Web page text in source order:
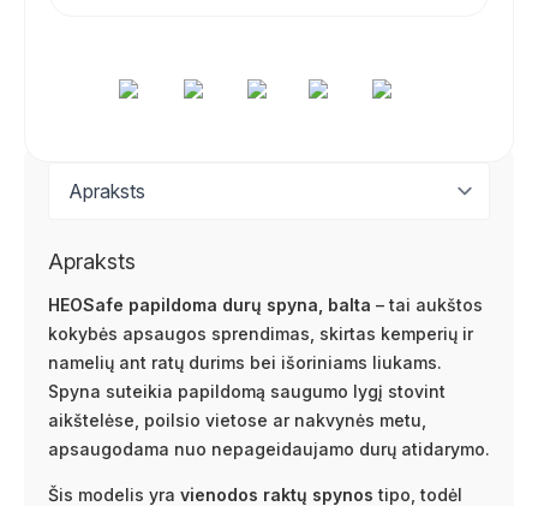
Apraksts
HEOSafe papildoma durų spyna, balta – tai aukštos
kokybės apsaugos sprendimas, skirtas kemperių ir
namelių ant ratų durims bei išoriniams liukams.
Spyna suteikia papildomą saugumo lygį stovint
aikštelėse, poilsio vietose ar nakvynės metu,
apsaugodama nuo nepageidaujamo durų atidarymo.
Šis modelis yra vienodos raktų spynos tipo, todėl